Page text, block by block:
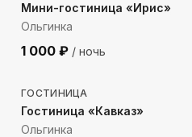
Мини-гостиница «Ирис»
Ольгинка
1 000 ₽ / ночь
50 м до моря
ГОСТИНИЦА
Гостиница «Кавказ»
Ольгинка